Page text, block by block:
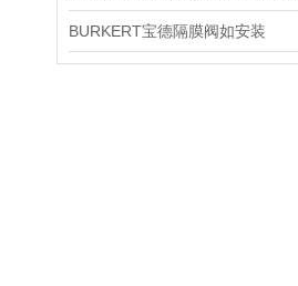
BURKERT宝德隔膜阀如安装